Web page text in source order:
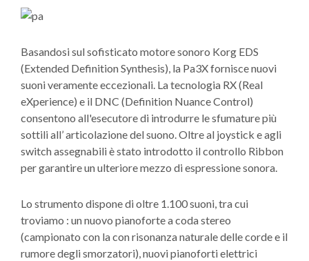
Basandosi sul sofisticato motore sonoro Korg EDS
(Extended Definition Synthesis), la Pa3X fornisce nuovi
suoni veramente eccezionali. La tecnologia RX (Real
eXperience) e il DNC (Definition Nuance Control)
consentono all'esecutore di introdurre le sfumature più
sottili all’ articolazione del suono. Oltre al joystick e agli
switch assegnabili è stato introdotto il controllo Ribbon
per garantire un ulteriore mezzo di espressione sonora.
Lo strumento dispone di oltre 1.100 suoni, tra cui
troviamo : un nuovo pianoforte a coda stereo
(campionato con la con risonanza naturale delle corde e il
rumore degli smorzatori), nuovi pianoforti elettrici